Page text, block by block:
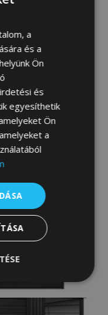
a
és a
Ön
és
egyesíthetik
Ön
a